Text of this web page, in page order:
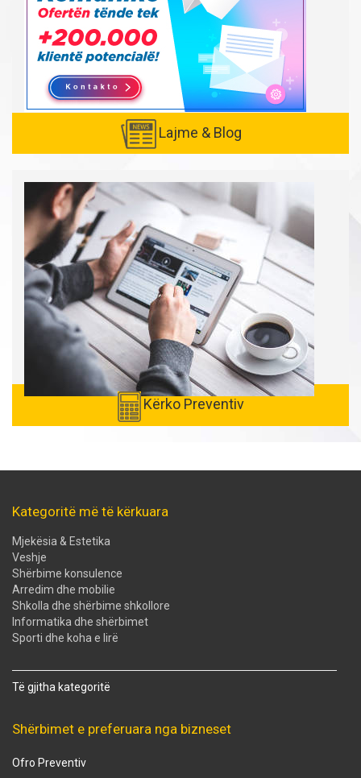
Created withSuperSurvey
Lajme & Blog
Kërko Preventiv
Kategoritë më të kërkuara
Mjekësia & Estetika
Veshje
Shërbime konsulence
Arredim dhe mobilie
Shkolla dhe shërbime shkollore
Informatika dhe shërbimet
Sporti dhe koha e lirë
Të gjitha kategoritë
Shërbimet e preferuara nga bizneset
Ofro Preventiv